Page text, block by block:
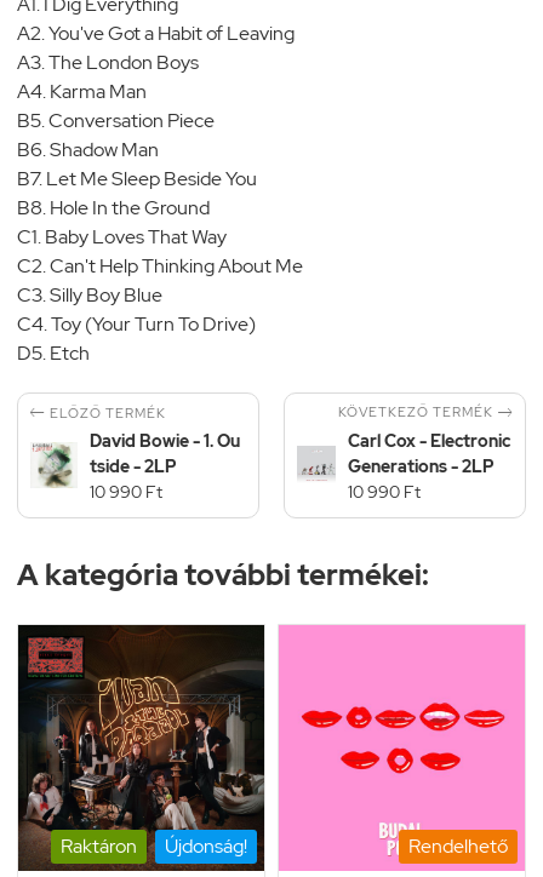
A2. You've Got a Habit of Leaving
A3. The London Boys
A4. Karma Man
B5. Conversation Piece
B6. Shadow Man
B7. Let Me Sleep Beside You
B8. Hole In the Ground
C1. Baby Loves That Way
C2. Can't Help Thinking About Me
C3. Silly Boy Blue
C4. Toy (Your Turn To Drive)
D5. Etch
 ELŐZŐ TERMÉK
David Bowie - 1. Ou
tside - 2LP
10 990 Ft
KÖVETKEZŐ TERMÉK 
Carl Cox - Electronic
Generations - 2LP
10 990 Ft
A kategória további termékei:
Raktáron Újdonság! Rendelhető